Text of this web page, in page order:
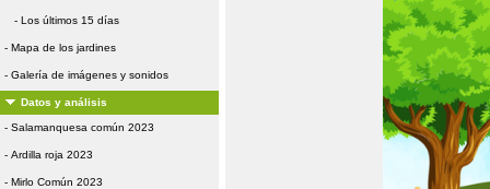
- Los últimos 15 días
- Mapa de los jardines
- Galería de imágenes y sonidos
Datos y análisis
- Salamanquesa común 2023
- Ardilla roja 2023
- Mirlo Común 2023